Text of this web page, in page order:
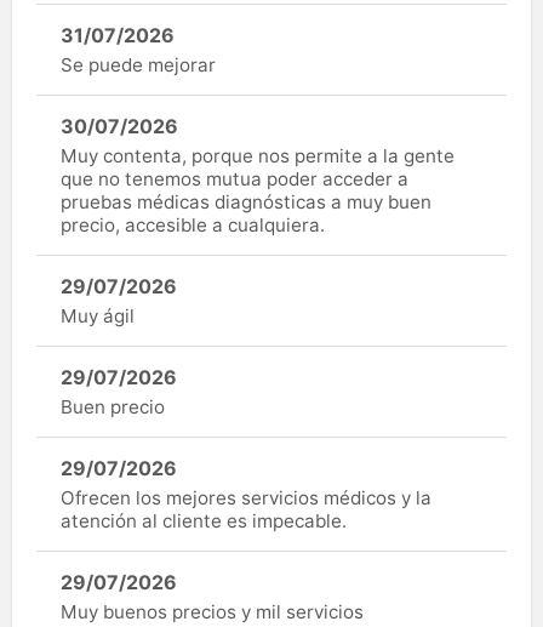
31/07/2026
Se puede mejorar
30/07/2026
Muy contenta, porque nos permite a la gente
que no tenemos mutua poder acceder a
pruebas médicas diagnósticas a muy buen
precio, accesible a cualquiera.
29/07/2026
Muy ágil
29/07/2026
Buen precio
29/07/2026
Ofrecen los mejores servicios médicos y la
atención al cliente es impecable.
29/07/2026
Muy buenos precios y mil servicios